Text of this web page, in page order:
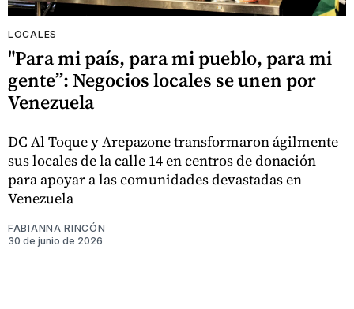
LOCALES
"Para mi país, para mi pueblo, para mi
gente”: Negocios locales se unen por
Venezuela
DC Al Toque y Arepazone transformaron ágilmente
sus locales de la calle 14 en centros de donación
para apoyar a las comunidades devastadas en
Venezuela
FABIANNA RINCÓN
30 de junio de 2026